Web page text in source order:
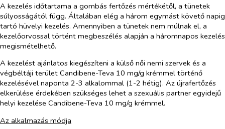
A kezelés időtartama a gombás fertőzés mértékétől, a tünetek
súlyosságától függ. Általában elég a három egymást követő napig
tartó hüvelyi kezelés. Amennyiben a tünetek nem múlnak el, a
kezelőorvossal történt megbeszélés alapján a háromnapos kezelés
megismételhető.
A kezelést ajánlatos kiegészíteni a külső női nemi szervek és a
végbéltáji terület Candibene-Teva 10 mg/g krémmel történő
kezelésével naponta 2-3 alkalommal (1-2 hétig). Az újrafertőzés
elkerülése érdekében szükséges lehet a szexuális partner egyidejű
helyi kezelése Candibene-Teva 10 mg/g krémmel.
Az alkalmazás módja